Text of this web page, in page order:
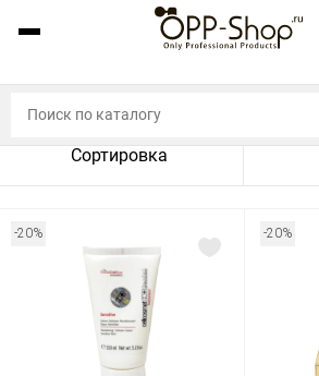
Сортировка
По названию (A-Z)
По цене (по возрастанию)
По цене (по убыванию)
По популярности (по убыванию)
-20% -20%